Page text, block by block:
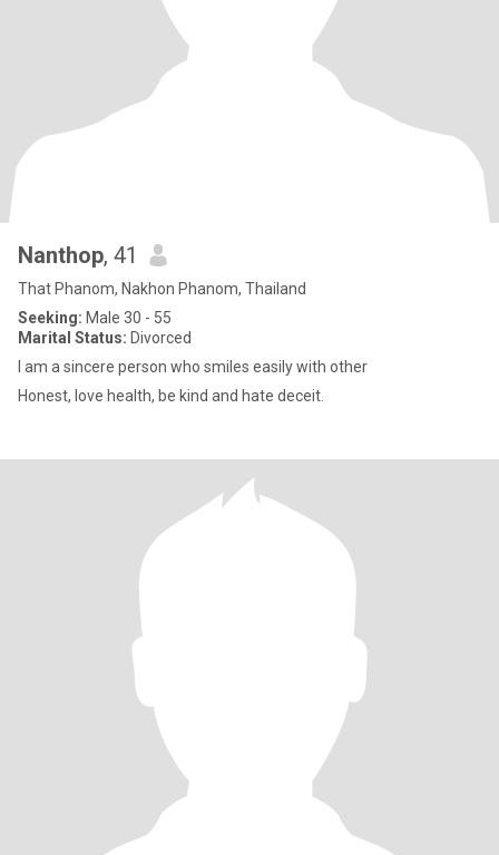
Nanthop, 41
That Phanom, Nakhon Phanom, Thailand
Seeking: Male 30 - 55
Marital Status: Divorced
I am a sincere person who smiles easily with other
Honest, love health, be kind and hate deceit.